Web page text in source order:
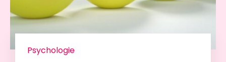
Psychologie